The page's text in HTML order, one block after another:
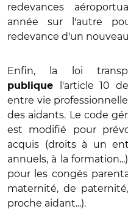
redevances
année sur l'autre
redevance d'un
Enfin, la loi
publique
l'article 10
entre vie
des aidants. Le code
est modifié pour
acquis (droits à un
annuels, à la
pour les congés
maternité, de
proche aidant...).